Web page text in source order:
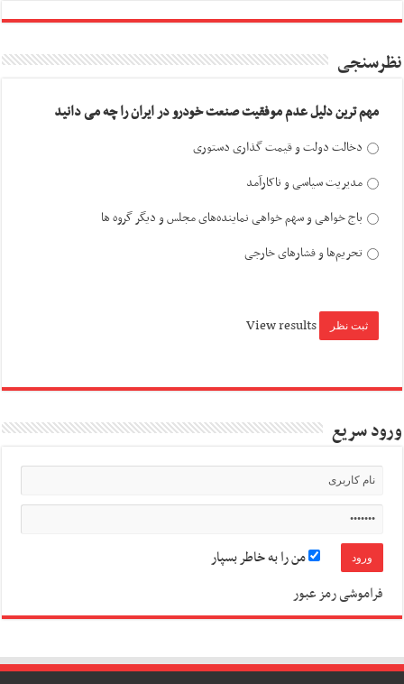
نظرسنجی
مهم ترین دلیل عدم موفقیت صنعت خودرو در ایران را چه می دانید
دخالت دولت و قیمت گذاری دستوری
مدیریت سیاسی و ناکارآمد
باج خواهی و سهم خواهی نماینده‌های مجلس و دیگر گروه ها
تحریم‌ها و فشارهای خارجی
View results
ورود سریع
من را به خاطر بسپار
فراموشی رمز عبور